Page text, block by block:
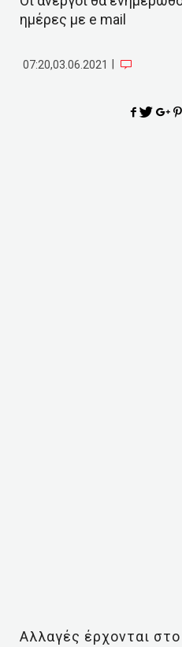
ημέρες με e mail
07:20,03.06.2021
Αλλαγές έρχονται